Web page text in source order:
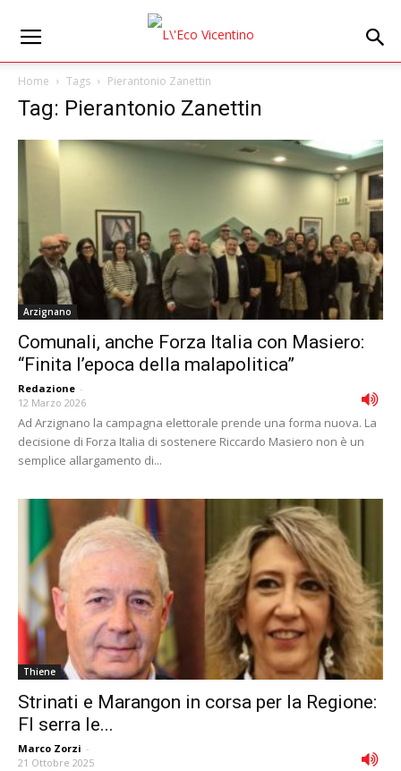
Home Tags Pierantonio Zanettin
Tag: Pierantonio Zanettin
Arzignano
Comunali, anche Forza Italia con Masiero:
“Finita l’epoca della malapolitica”
Redazione -
12 Marzo 2026
Ad Arzignano la campagna elettorale prende una forma nuova. La
decisione di Forza Italia di sostenere Riccardo Masiero non è un
semplice allargamento di...
Thiene
Strinati e Marangon in corsa per la Regione:
FI serra le...
Marco Zorzi -
21 Ottobre 2025